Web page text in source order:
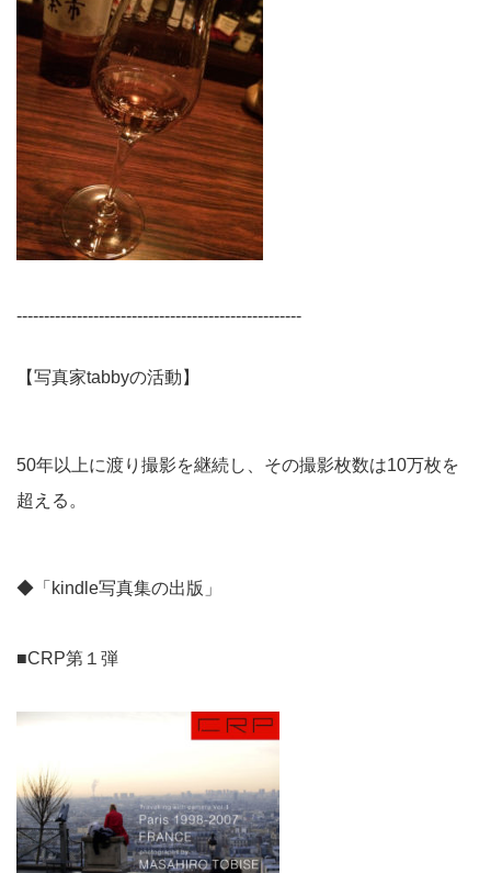
----------------------------------------------------
【写真家tabbyの活動】
50年以上に渡り撮影を継続し、その撮影枚数は10万枚を
超える。
◆「kindle写真集の出版」
■CRP第１弾